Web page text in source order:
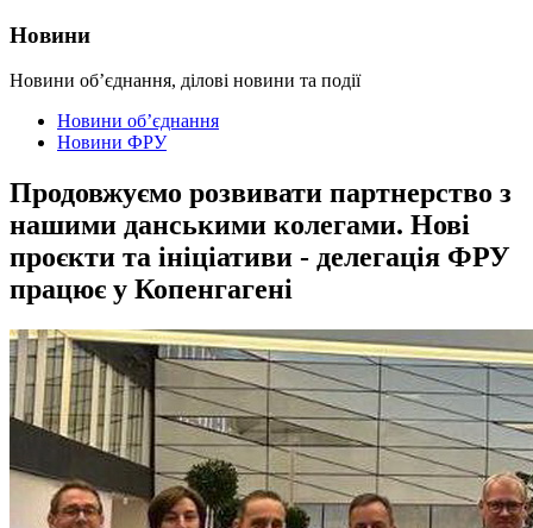
Новини
Новини об’єднання, ділові новини та події
Новини об’єднання
Новини ФРУ
Продовжуємо розвивати партнерство з
нашими данськими колегами. Нові
проєкти та ініціативи - делегація ФРУ
працює у Копенгагені